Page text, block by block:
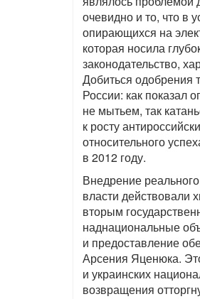
очевидно и то, что в
опирающихся на
которая носила
законодательство,
Добиться одобрения
России: как показал
не мытьем, так
к росту
относительного
в 2012 году.
Внедрение
власти действовали
вторым
наднациональные
и предоставление
Арсения Яценюка.
и украинских
возвращения